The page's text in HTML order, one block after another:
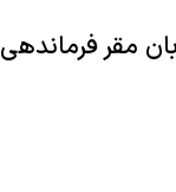
مقر فرماندهی